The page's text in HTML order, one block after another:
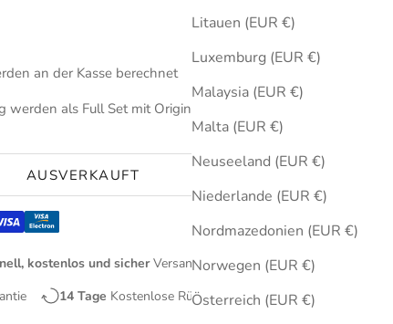
Litauen (EUR €)
Luxemburg (EUR €)
Malaysia (EUR €)
Malta (EUR €)
Neuseeland (EUR €)
Niederlande (EUR €)
Nordmazedonien (EUR €)
Norwegen (EUR €)
Österreich (EUR €)
an der Kasse berechnet
als Full Set mit Originalbox und Zertifikat des
AUSVERKAUFT
kostenlos und sicherVersand
14 Tage Kostenlose Rücksendungen